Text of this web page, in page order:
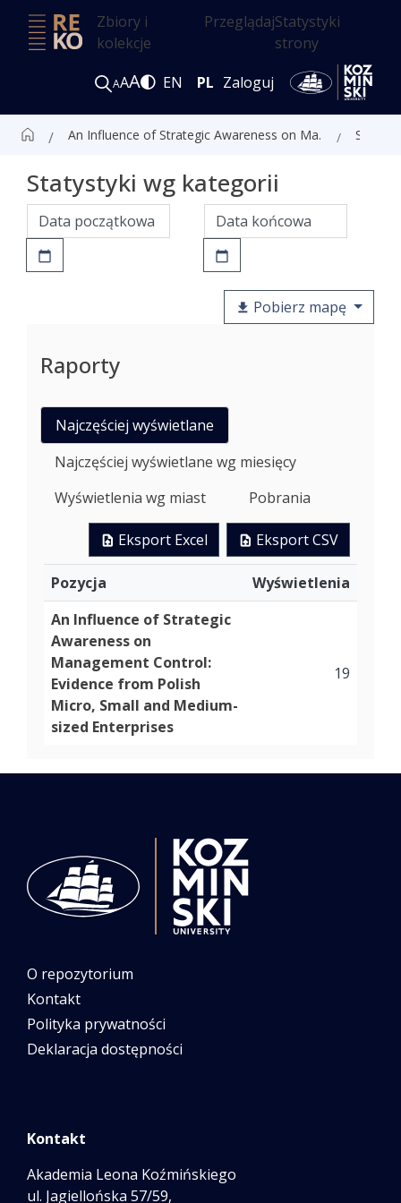
Zbiory i
kolekcje
PrzeglądajStatystyki
strony
AAA EN PL Zaloguj
An Influence of Strategic Awareness on Management Control: Evidence from Polish Micro, Small and Medium-sized Enterprises
Statystyki wg kategorii
Pobierz mapę
Raporty
Najczęściej wyświetlane
Najczęściej wyświetlane wg miesięcy
Wyświetlenia wg miast
Pobrania
Eksport Excel Eksport CSV
Pozycja
Wyświetlenia
An Influence of Strategic
Awareness on
Management Control:
Evidence from Polish
Micro, Small and Medium-
sized Enterprises
19
O repozytorium
Kontakt
Polityka prywatności
Deklaracja dostępności
Kontakt
Akademia Leona Koźmińskiego
ul. Jagiellońska 57/59,